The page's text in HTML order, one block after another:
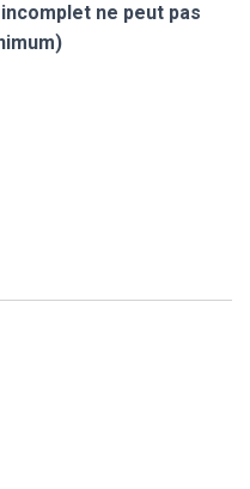
ne peut pas